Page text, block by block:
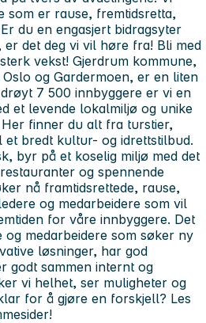
som er rause, fremtidsretta,
du en engasjert bidragsyter
det deg vi vil høre fra! Bli med
vekst! Gjerdrum kommune,
og Gardermoen, er en liten
7 500 innbyggere er vi en
et levende lokalmiljø og unike
finner du alt fra turstier,
bredt kultur- og idrettstilbud.
byr på et koselig miljø med det
og spennende
nå framtidsrettede, rause,
og medarbeidere som vil
for våre innbyggere. Det
medarbeidere som søker ny
løsninger, har god
godt sammen internt og
vi helhet, ser muligheter og
for å gjøre en forskjell? Les